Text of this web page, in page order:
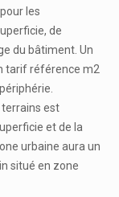
les
de
du bâtiment. Un
tarif référence m2
terrains est
et de la
urbaine aura un
situé en zone